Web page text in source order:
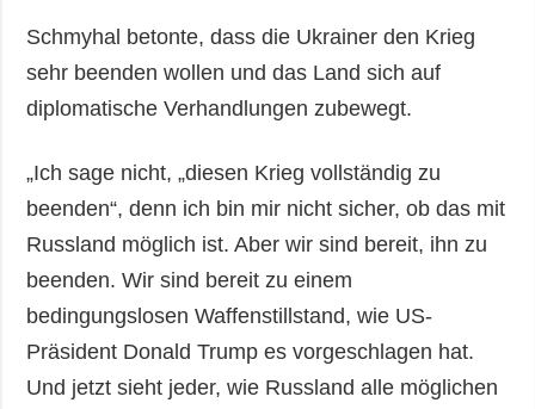
Schmyhal betonte, dass die Ukrainer den Krieg
sehr beenden wollen und das Land sich auf
diplomatische Verhandlungen zubewegt.
„Ich sage nicht, „diesen Krieg vollständig zu
beenden“, denn ich bin mir nicht sicher, ob das mit
Russland möglich ist. Aber wir sind bereit, ihn zu
beenden. Wir sind bereit zu einem
bedingungslosen Waffenstillstand, wie US-
Präsident Donald Trump es vorgeschlagen hat.
Und jetzt sieht jeder, wie Russland alle möglichen